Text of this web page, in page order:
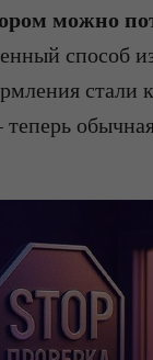
можно
способ